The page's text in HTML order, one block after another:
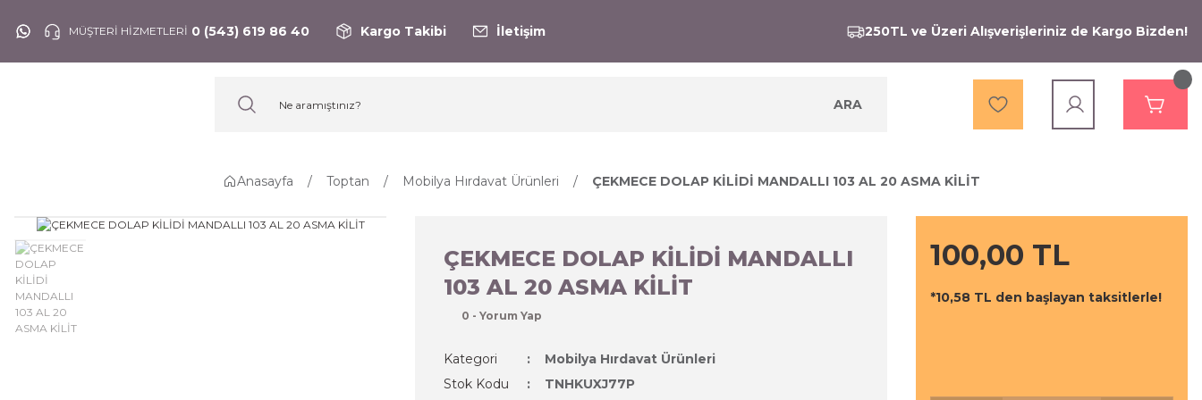
MÜŞTERİ HİZMETLERİ 0 (543) 619 86 40 Kargo Takibi İletişim 250TL ve Üzeri Alışverişleriniz de Kargo Bizden!
ARA
Anasayfa Toptan Mobilya Hırdavat Ürünleri ÇEKMECE DOLAP KİLİDİ MANDALLI 103 AL 20 ASMA KİLİT
ÇEKMECE DOLAP KİLİDİ MANDALLI
103 AL 20 ASMA KİLİT
0 - Yorum Yap
Kategori
Mobilya Hırdavat Ürünleri
Stok Kodu
TNHKUXJ77P
100,00 TL
*10,58 TL den başlayan taksitlerle!